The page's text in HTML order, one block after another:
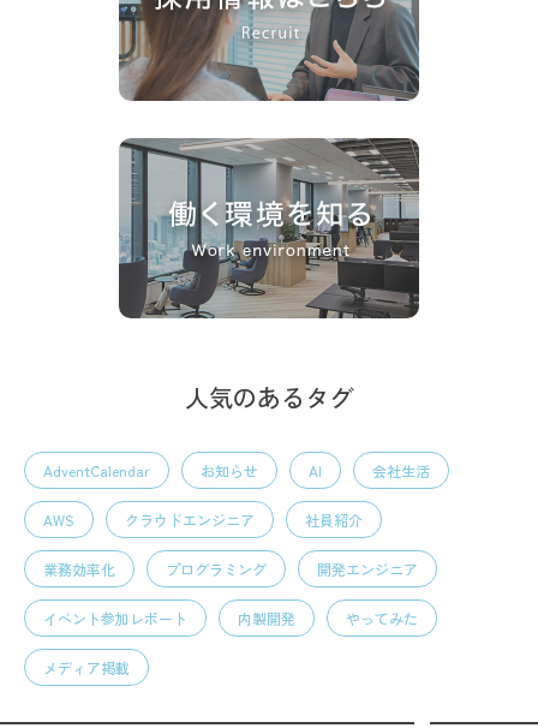
人気のあるタグ
AdventCalendar お知らせ AI 会社生活
AWS クラウドエンジニア 社員紹介
業務効率化 プログラミング 開発エンジニア
イベント参加レポート 内製開発 やってみた
メディア掲載